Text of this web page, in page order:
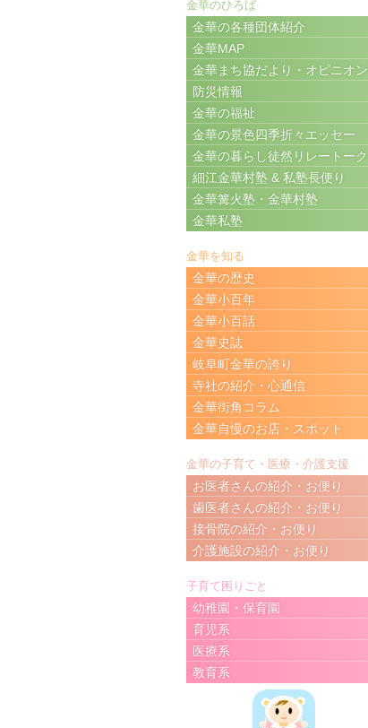
金華のひろば
金華の各種団体紹介
金華MAP
金華まち協だより・オピニオン
防災情報
金華の福祉
金華の景色四季折々エッセー
金華の暮らし徒然リレートーク
細江金華村塾 & 私塾長便り
金華篝火塾・金華村塾
金華私塾
金華を知る
金華の歴史
金華小百年
金華小百話
金華史誌
岐阜町金華の誇り
寺社の紹介・心通信
金華街角コラム
金華自慢のお店・スポット
金華の子育て・医療・介護支援
お医者さんの紹介・お便り
歯医者さんの紹介・お便り
接骨院の紹介・お便り
介護施設の紹介・お便り
子育て困りごと
幼稚園・保育園
育児系
医療系
教育系